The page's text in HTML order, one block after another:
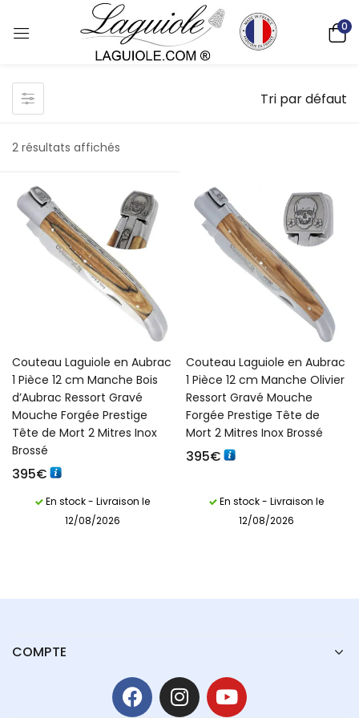
Français)
0
2 résultats affichés
Tri par défaut
Couteau Laguiole en Aubrac
1 Pièce 12 cm Manche Bois
d’Aubrac Ressort Gravé
Mouche Forgée Prestige
Tête de Mort 2 Mitres Inox
Brossé
395€
En stock - Livraison le
12/08/2026
Couteau Laguiole en Aubrac
1 Pièce 12 cm Manche Olivier
Ressort Gravé Mouche
Forgée Prestige Tête de
Mort 2 Mitres Inox Brossé
395€
En stock - Livraison le
12/08/2026
COMPTE